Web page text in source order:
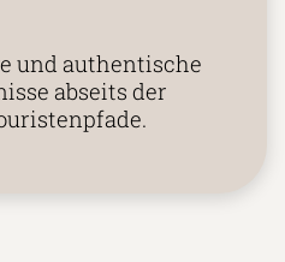
und authentische
abseits der